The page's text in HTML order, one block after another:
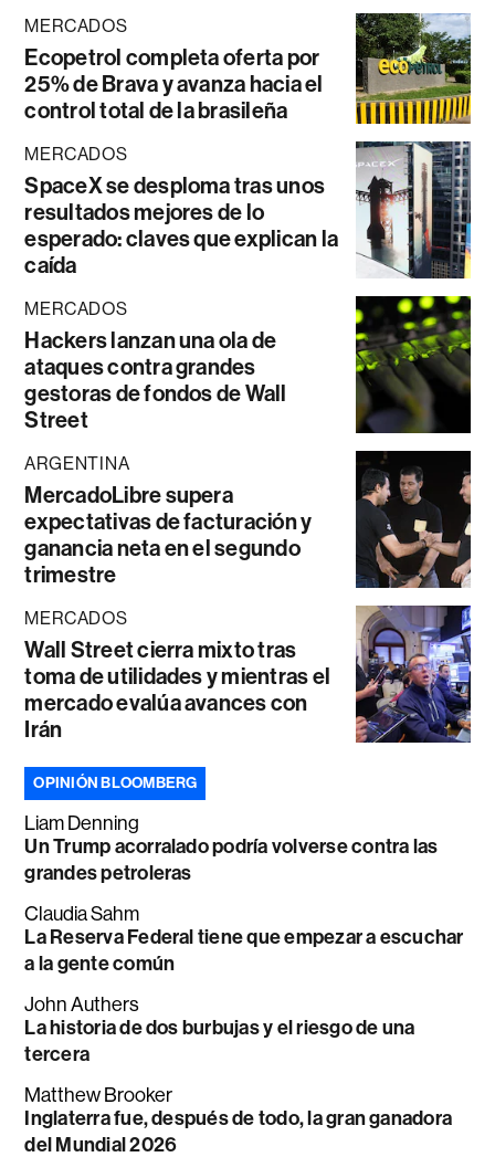
MERCADOS
Ecopetrol completa oferta por
25% de Brava y avanza hacia el
control total de la brasileña
MERCADOS
SpaceX se desploma tras unos
resultados mejores de lo
esperado: claves que explican la
caída
MERCADOS
Hackers lanzan una ola de
ataques contra grandes
gestoras de fondos de Wall
Street
ARGENTINA
MercadoLibre supera
expectativas de facturación y
ganancia neta en el segundo
trimestre
MERCADOS
Wall Street cierra mixto tras
toma de utilidades y mientras el
mercado evalúa avances con
Irán
OPINIÓN BLOOMBERG
Liam Denning
Un Trump acorralado podría volverse contra las
grandes petroleras
Claudia Sahm
La Reserva Federal tiene que empezar a escuchar
a la gente común
John Authers
La historia de dos burbujas y el riesgo de una
tercera
Matthew Brooker
Inglaterra fue, después de todo, la gran ganadora
del Mundial 2026